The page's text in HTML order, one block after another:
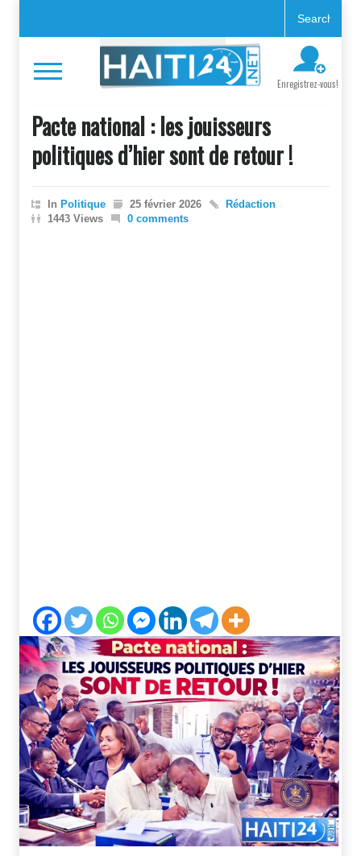
Enregistrez-vous!
Pacte national : les jouisseurs
politiques d’hier sont de retour !
In Politique 25 février 2026
Rédaction
1443 Views
0 comments